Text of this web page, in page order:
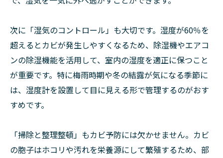
次に「湿気のコントロール」も大切です。湿度が60％を
超えるとカビが発生しやすくなるため、除湿機やエアコ
ンの除湿機能を活用して、室内の湿度を適正に保つこと
が重要です。特に梅雨時期や冬の結露が気になる季節に
は、湿度計を設置して目に見える形で管理するのがおす
すめです。
「掃除と整理整頓」もカビ予防には欠かせません。カビ
の胞子はホコリや汚れを栄養源にして繁殖するため、部